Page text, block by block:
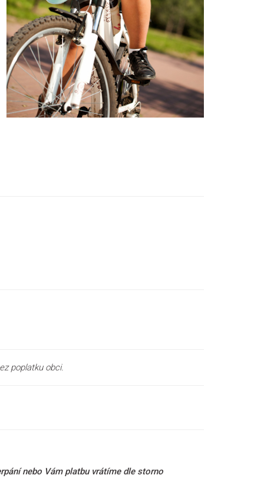
poplatku obci.
nebo Vám platbu vrátíme dle storno